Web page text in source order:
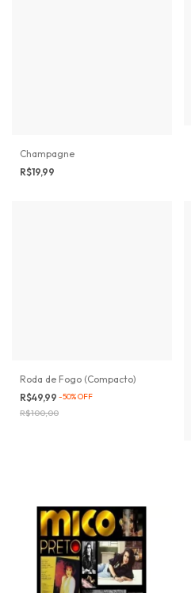
Champagne
R$19,99
Roda de Fogo (Compacto)
R$49,99 -50%OFF
R$100,00